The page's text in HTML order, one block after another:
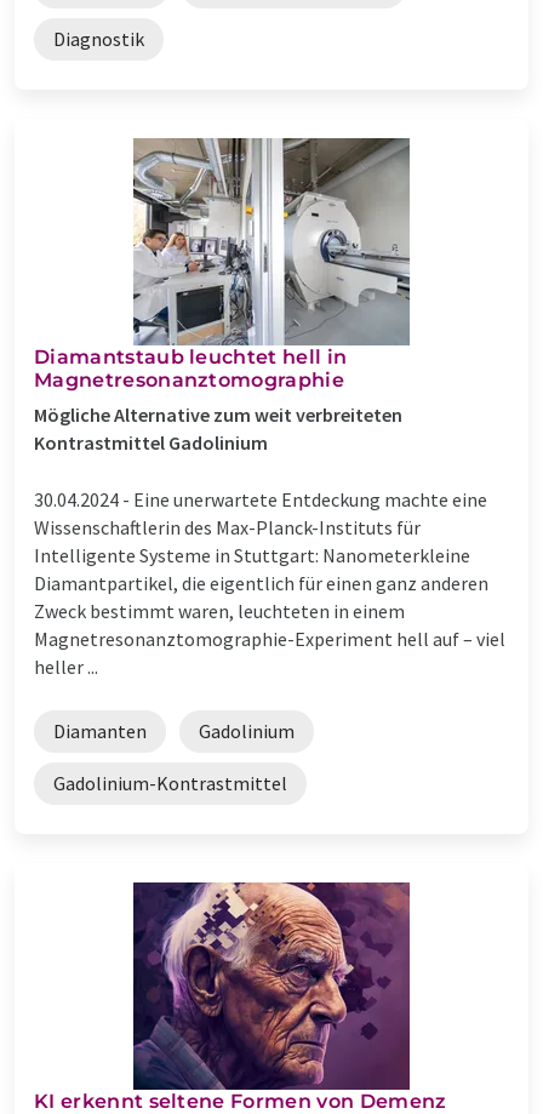
Diagnostik
Diamantstaub leuchtet hell in
Magnetresonanztomographie
Mögliche Alternative zum weit verbreiteten
Kontrastmittel Gadolinium
30.04.2024 - Eine unerwartete Entdeckung machte eine
Wissenschaftlerin des Max-Planck-Instituts für
Intelligente Systeme in Stuttgart: Nanometerkleine
Diamantpartikel, die eigentlich für einen ganz anderen
Zweck bestimmt waren, leuchteten in einem
Magnetresonanztomographie-Experiment hell auf – viel
heller ...
Diamanten Gadolinium
Gadolinium-Kontrastmittel
KI erkennt seltene Formen von Demenz